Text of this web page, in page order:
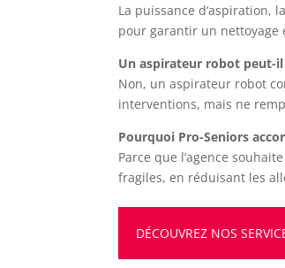
La puissance d’aspiration,
pour garantir un nettoyage
Un aspirateur robot peut-
Non, un aspirateur robot
interventions, mais ne
Pourquoi Pro-Seniors
Parce que l’agence
fragiles, en réduisant les
DÉCOUVREZ NOS